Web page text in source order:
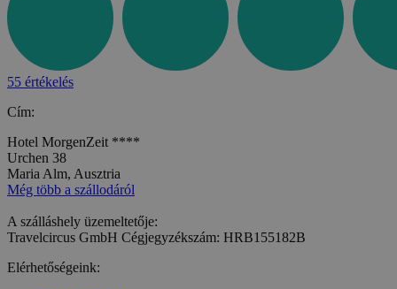
55 értékelés
Cím:
Hotel MorgenZeit ****
Urchen 38
Maria Alm, Ausztria
Még több a szállodáról
A szálláshely üzemeltetője:
Travelcircus GmbH Cégjegyzékszám: HRB155182B
Elérhetőségeink: